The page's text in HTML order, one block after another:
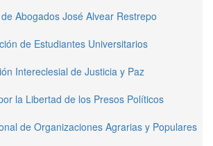
Abogados José Alvear Restrepo
de Estudiantes Universitarios
Intereclesial de Justicia y Paz
la Libertad de los Presos Políticos
de Organizaciones Agrarias y Populares